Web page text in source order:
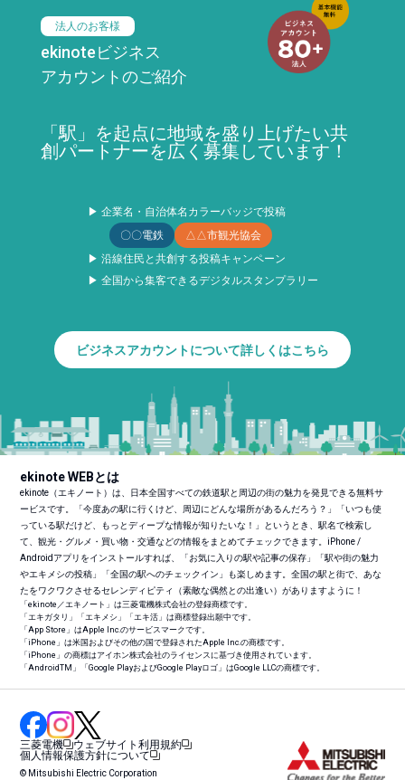
法人のお客様
ekinoteビジネス
アカウントのご紹介
「駅」を起点に地域を盛り上げたい共
創パートナーを広く募集しています！
▶ 企業名・自治体名カラーバッジで投稿
〇〇電鉄
△△市観光協会
▶ 沿線住民と共創する投稿キャンペーン
▶ 全国から集客できるデジタルスタンプラリー
ビジネスアカウントについて詳しくはこちら
ekinote WEBとは
ekinote（エキノート）は、日本全国すべての鉄道駅と周辺の街の魅力を発見できる無料サ
ービスです。「今度あの駅に行くけど、周辺にどんな場所があるんだろう？」「いつも使
っている駅だけど、もっとディープな情報が知りたいな！」というとき、駅名で検索し
て、観光・グルメ・買い物・交通などの情報をまとめてチェックできます。iPhone /
Androidアプリをインストールすれば、「お気に入りの駅や記事の保存」「駅や街の魅力
やエキメシの投稿」「全国の駅へのチェックイン」も楽しめます。全国の駅と街で、あな
たをワクワクさせるセレンディピティ（素敵な偶然との出逢い）がありますように！
「ekinote／エキノート」は三菱電機株式会社の登録商標です。
「エキガタリ」「エキメシ」「エキ活」は商標登録出願中です。
「App Store」はApple Inc.のサービスマークです。
「iPhone」は米国およびその他の国で登録されたApple Inc.の商標です。
「iPhone」の商標はアイホン株式会社のライセンスに基づき使用されています。
「AndroidTM 」「Google PlayおよびGoogle Playロゴ」はGoogle LLCの商標です。
三菱電機
ウェブサイト利用規約
個人情報保護方針について
© Mitsubishi Electric Corporation